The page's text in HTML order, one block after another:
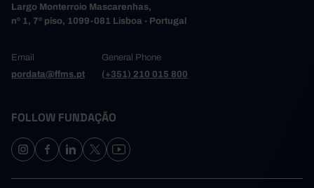
Largo Monterroio Mascarenhas,
nº 1, 7º piso, 1099-081 Lisboa - Portugal
Email
pordata@ffms.pt
General Phone
(+351) 210 015 800
FOLLOW FUNDAÇÃO